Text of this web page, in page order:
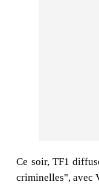
Ce soir, TF1
criminelles", avec